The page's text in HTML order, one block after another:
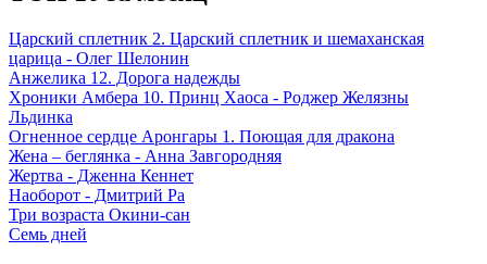
Царский сплетник 2. Царский сплетник и шемаханская
царица - Олег Шелонин
Анжелика 12. Дорога надежды
Хроники Амбера 10. Принц Хаоса - Роджер Желязны
Льдинка
Огненное сердце Аронгары 1. Поющая для дракона
Жена – беглянка - Анна Завгородняя
Жертва - Дженна Кеннет
Наоборот - Дмитрий Ра
Три возраста Окини-сан
Семь дней